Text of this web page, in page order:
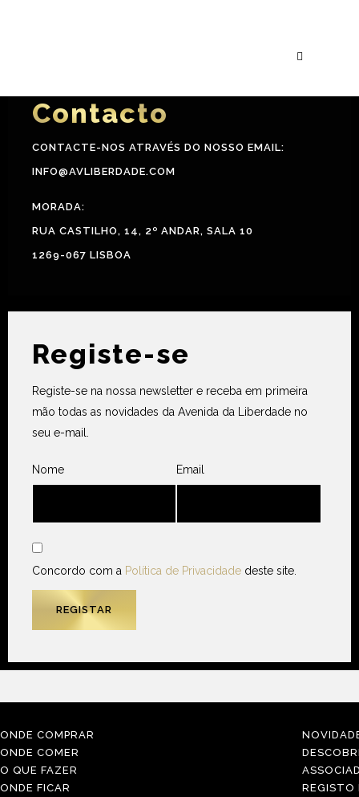
Contacto
CONTACTE-NOS ATRAVÉS DO NOSSO EMAIL:
INFO@AVLIBERDADE.COM
MORADA:
RUA CASTILHO, 14, 2º ANDAR, SALA 10
1269-067 LISBOA
Registe-se
Registe-se na nossa newsletter e receba em primeira
mão todas as novidades da Avenida da Liberdade no
seu e-mail.
Nome Email
Concordo com a Política de Privacidade deste site.
ONDE COMPRAR
ONDE COMER
O QUE FAZER
ONDE FICAR
REGISTO